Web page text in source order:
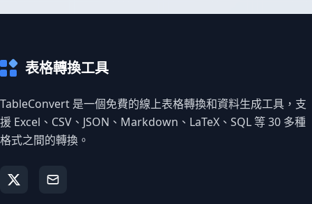
表格轉換工具
TableConvert 是一個免費的線上表格轉換和資料生成工具，支
援 Excel、CSV、JSON、Markdown、LaTeX、SQL 等 30 多種
格式之間的轉換。